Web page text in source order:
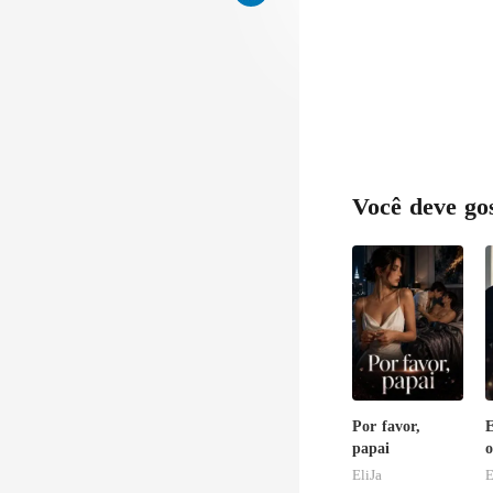
Você deve
Por favor,
papai
EliJa